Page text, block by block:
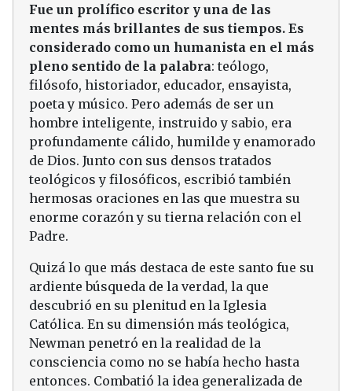
Fue un prolífico escritor y una de las
mentes más brillantes de sus tiempos. Es
considerado como un humanista en el más
pleno sentido de la palabra: teólogo,
filósofo, historiador, educador, ensayista,
poeta y músico. Pero además de ser un
hombre inteligente, instruido y sabio, era
profundamente cálido, humilde y enamorado
de Dios. Junto con sus densos tratados
teológicos y filosóficos, escribió también
hermosas oraciones en las que muestra su
enorme corazón y su tierna relación con el
Padre.
Quizá lo que más destaca de este santo fue su
ardiente búsqueda de la verdad, la que
descubrió en su plenitud en la Iglesia
Católica. En su dimensión más teológica,
Newman penetró en la realidad de la
consciencia como no se había hecho hasta
entonces. Combatió la idea generalizada de